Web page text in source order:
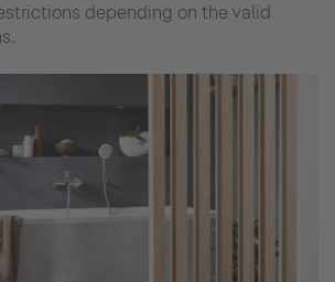
depending on the valid